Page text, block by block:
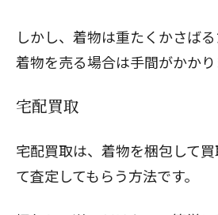
しかし、着物は重たくかさば
着物を売る場合は手間がかかり
宅配買取
宅配買取は、着物を梱包して
て査定してもらう方法です。